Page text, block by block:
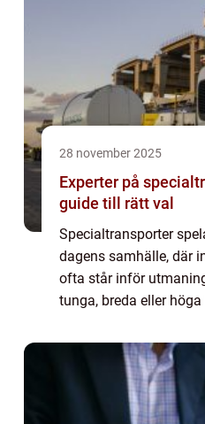
28 november 2025
Experter på
guide till rätt val
Specialtransporter
dagens samhälle, där
ofta står inför
tunga, breda eller höga